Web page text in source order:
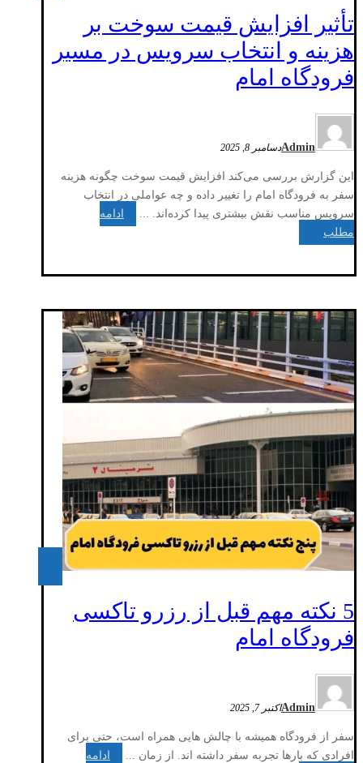
تأثیر افزایش قیمت سوخت بر
هزینه و انتخاب سرویس در مسیر
فرودگاه امام
Adminدسامبر 8, 2025
این گزارش بررسی می‌کند افزایش قیمت سوخت چگونه هزینه
سفر به فرودگاه امام را تغییر داده و چه عواملی در انتخاب
سرویس مناسب نقش بیشتری پیدا کرده‌اند. ...
ادامه
مطلب
5 نکته مهم قبل از رزرو تاکسی
فرودگاه امام‎
Adminاکتبر 7, 2025
سفر از فرودگاه همیشه با چالش‌ هایی همراه است، حتی برای
افرادی که بارها تجربه سفر داشته‌ اند. از زمان ...
ادامه